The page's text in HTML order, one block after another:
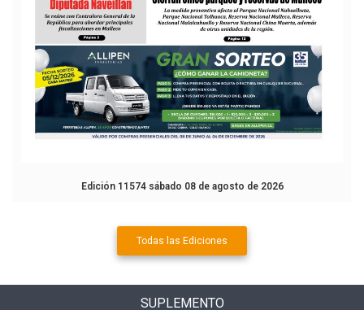
Edición 11574 sábado 08 de agosto de 2026
Todas las Ediciones
SUPLEMENTO